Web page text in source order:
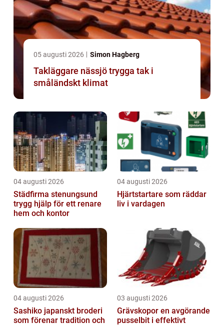
05 augusti 2026 Simon Hagberg
Takläggare nässjö trygga tak i
småländskt klimat
04 augusti 2026
Städfirma stenungsund
trygg hjälp för ett renare
hem och kontor
04 augusti 2026
Hjärtstartare som räddar
liv i vardagen
04 augusti 2026
Sashiko japanskt broderi
som förenar tradition och
03 augusti 2026
Grävskopor en avgörande
pusselbit i effektivt